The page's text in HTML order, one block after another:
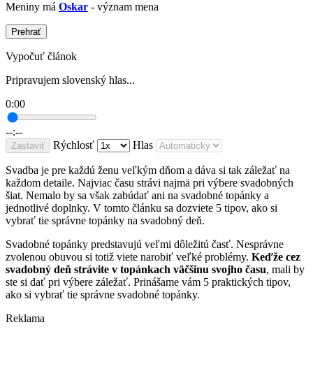
Meniny má Oskar - význam mena
Prehrať
Vypočuť článok
Pripravujem slovenský hlas...
0:00
--:--
Zastaviť Rýchlosť Hlas
Svadba je pre každú ženu veľkým dňom a dáva si tak záležať na
každom detaile. Najviac času strávi najmä pri výbere svadobných
šiat. Nemalo by sa však zabúdať ani na svadobné topánky a
jednotlivé doplnky. V tomto článku sa dozviete 5 tipov, ako si
vybrať tie správne topánky na svadobný deň.
Svadobné topánky predstavujú veľmi dôležitú časť. Nesprávne
zvolenou obuvou si totiž viete narobiť veľké problémy. Keďže cez
svadobný deň strávite v topánkach väčšinu svojho času, mali by
ste si dať pri výbere záležať. Prinášame vám 5 praktických tipov,
ako si vybrať tie správne svadobné topánky.
Reklama